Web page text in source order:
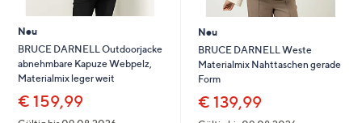
Neu
BRUCE DARNELL Outdoorjacke
abnehmbare Kapuze Webpelz,
Materialmix leger weit
€ 159,99
Neu
BRUCE DARNELL Weste
Materialmix Nahttaschen gerade
Form
€ 139,99